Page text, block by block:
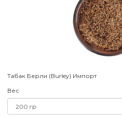
Табак Берли (Burley) Импорт
Вес